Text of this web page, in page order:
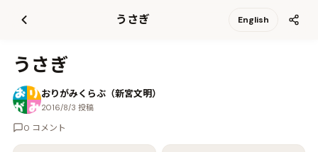
うさぎ English
うさぎ
おりがみくらぶ（新宮文明）
2016/8/3 投稿
0 コメント